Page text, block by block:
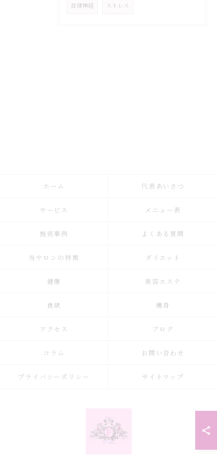
自律神経 ストレス
ホーム 代表あいさつ
サービス メニュー表
施術事例 よくある質問
当サロンの特徴 ダイエット
健康 美容エステ
食欲 痩身
アクセス ブログ
コラム お問い合わせ
プライバシーポリシー サイトマップ